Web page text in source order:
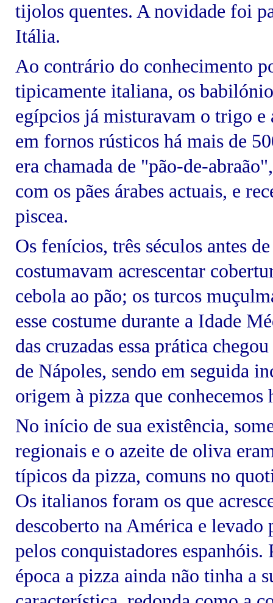
tijolos quentes. A novidade foi
Itália.
Ao contrário do conhecimento
tipicamente italiana, os
egípcios já misturavam o trigo e
em fornos rústicos há mais de
era chamada de "pão-de-
com os pães árabes actuais, e
piscea.
Os fenícios, três séculos antes
costumavam acrescentar
cebola ao pão; os turcos
esse costume durante a Idade
das cruzadas essa prática
de Nápoles, sendo em seguida
origem à pizza que conhecemos
No início de sua existência,
regionais e o azeite de oliva
típicos da pizza, comuns no
Os italianos foram os que
descoberto na América e levado
pelos conquistadores espanhóis.
época a pizza ainda não tinha a